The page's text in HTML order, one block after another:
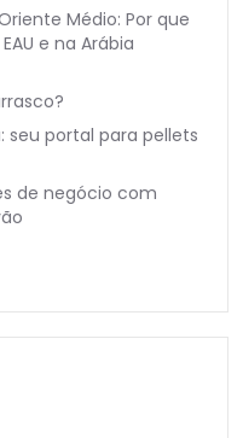
Médio: Por que
e na Arábia
seu portal para pellets
de negócio com